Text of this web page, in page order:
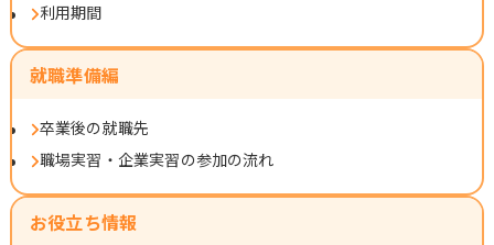
利用期間
就職準備編
卒業後の就職先
職場実習・企業実習の参加の流れ
お役立ち情報